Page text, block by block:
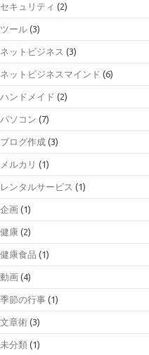
セキュリティ (2)
ツール (3)
ネットビジネス (3)
ネットビジネスマインド (6)
ハンドメイド (2)
パソコン (7)
ブログ作成 (3)
メルカリ (1)
レンタルサービス (1)
企画 (1)
健康 (2)
健康食品 (1)
動画 (4)
季節の行事 (1)
文章術 (3)
未分類 (1)